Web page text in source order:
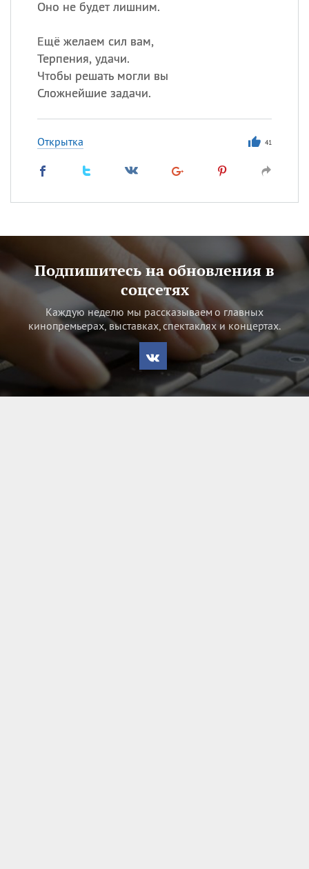
Оно не будет лишним.
Ещё желаем сил вам,
Терпения, удачи.
Чтобы решать могли вы
Сложнейшие задачи.
Открытка 41
Подпишитесь на обновления в
соцсетях
Каждую неделю мы рассказываем о главных
кинопремьерах, выставках, спектаклях и концертах.